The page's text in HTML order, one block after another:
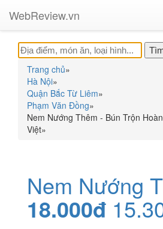
WebReview.vn
Trang chủ»
Hà Nội»
Quận Bắc Từ Liêm»
Phạm Văn Đồng»
Nem Nướng Thêm - Bún Trộn
Việt»
Nem Nướng
18.000đ